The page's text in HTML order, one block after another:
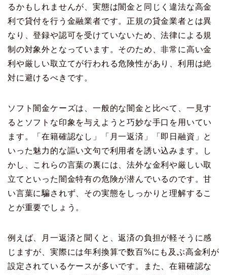
るかもしれませんが、実態は闇金と同じく違法な高金
利で貸付を行う金融業者です。正規の貸金業者とは異
なり、登録や認可を受けていないため、法律による規
制の対象外となっています。そのため、非常に高い金
利や厳しい取立てが行われる危険性があり、利用は絶
対に避けるべきです。
ソフト闇金ケーズは、一般的な闇金と比べて、一見す
るとソフトな印象を与えようと巧妙な手口を用いてい
ます。「在籍確認なし」「月一返済」「即日融資」と
いった魅力的な謳い文句で利用者を誘い込みます。し
かし、これらの言葉の裏には、法外な金利や厳しい取
立てといった闇金特有の危険が潜んでいるのです。甘
い言葉に騙されず、その実態をしっかりと理解するこ
とが重要でしょう。
例えば、月一返済と聞くと、返済の負担が軽そうに感
じますが、実際には年利換算で数百%にも及ぶ高金利が
設定されているケースが多いです。また、在籍確認な